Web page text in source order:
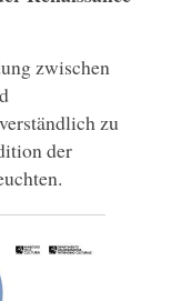
zwischen
zu
der